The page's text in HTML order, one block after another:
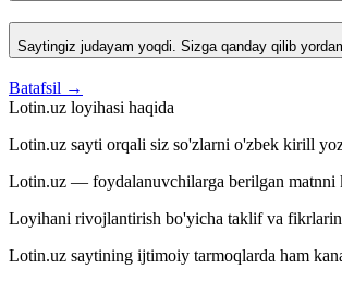
Saytingiz judayam yoqdi. Sizga qanday qilib
Batafsil →
Lotin.uz loyihasi haqida
Lotin.uz sayti orqali siz so'zlarni o'zbek kirill
Lotin.uz — foydalanuvchilarga berilgan matnni
Loyihani rivojlantirish bo'yicha taklif va
Lotin.uz saytining ijtimoiy tarmoqlarda ham